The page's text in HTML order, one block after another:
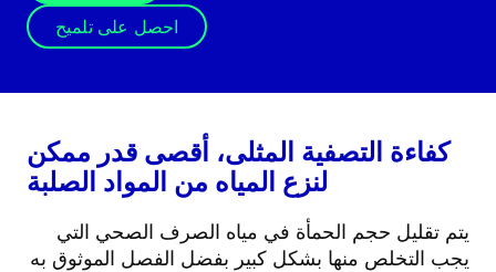
احصل على تلميح
كفاءة التصفية المثلى، أقصى قدر ممكن
لنزع المياه من المواد الصلبة
يتم تقليل حجم الحمأة في مياه الصرف الصحي التي
يجب التخلص منها بشكل كبير بفضل الفصل الموثوق به